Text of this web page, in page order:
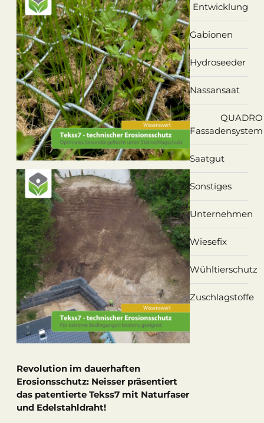
Revolution im dauerhaften
Erosionsschutz: Neisser präsentiert
das patentierte Tekss7 mit Naturfaser
und Edelstahldraht!
Entwicklung
Gabionen
Hydroseeder
Nassansaat
QUADRO
Fassadensystem
Saatgut
Sonstiges
Unternehmen
Wiesefix
Wühltierschutz
Zuschlagstoffe